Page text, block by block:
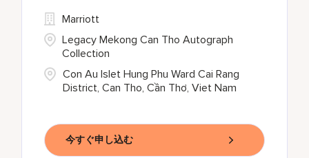
Con Au Islet Hung Phu Ward Cai Rang
District, Can Tho, Cần Thơ, Viet Nam
Marriott
Legacy Mekong Can Tho Autograph
Collection
今すぐ申し込む